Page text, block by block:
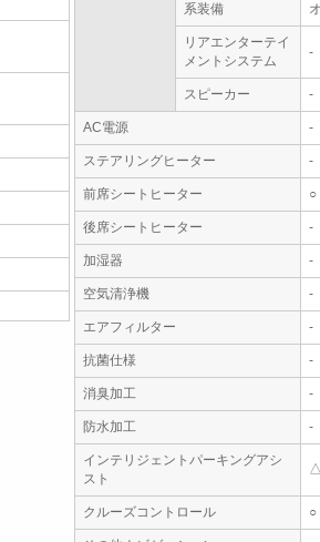
系装備
リアエンターテイ
メントシステム
-
スピーカー -
AC電源 -
ステアリングヒーター -
前席シートヒーター ○
後席シートヒーター -
加湿器 -
空気清浄機 -
エアフィルター -
抗菌仕様 -
消臭加工 -
防水加工 -
インテリジェントパーキングアシ
スト
クルーズコントロール ○